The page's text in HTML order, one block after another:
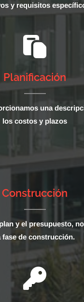
y requisitos
Planificación
una
los costos y plazos
Construcción
y el presupuesto,
fase de construcción.